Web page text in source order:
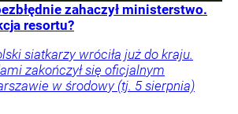
zahaczył ministerstwo.
resortu?
siatkarzy wróciła już do kraju.
zakończył się oficjalnym
w środowy (tj. 5 sierpnia)